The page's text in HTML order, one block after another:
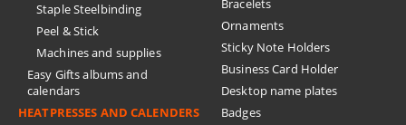
Staple Steelbinding
Peel & Stick
Machines and supplies
Easy Gifts albums and
calendars
HEATPRESSES AND CALENDERS
Bracelets
Ornaments
Sticky Note Holders
Business Card Holder
Desktop name plates
Badges